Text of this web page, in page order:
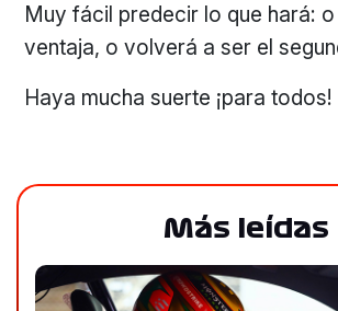
Muy fácil predecir lo que hará:
ventaja, o volverá a ser el
Haya mucha suerte ¡para todos!
Más leídas